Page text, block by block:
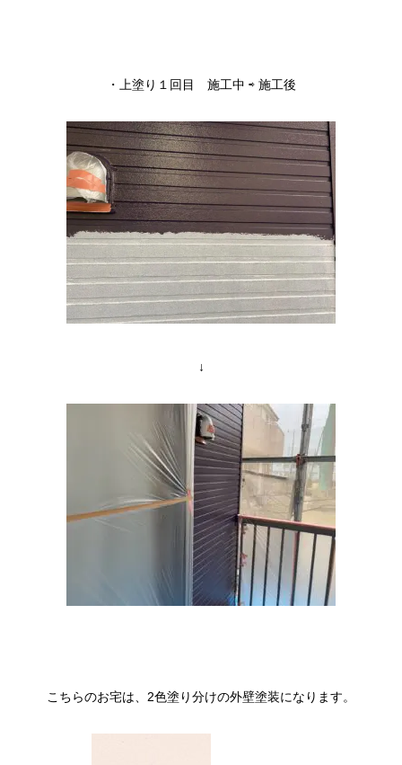
・上塗り１回目 施工中 ⇨ 施工後
↓
こちらのお宅は、2色塗り分けの外壁塗装になります。